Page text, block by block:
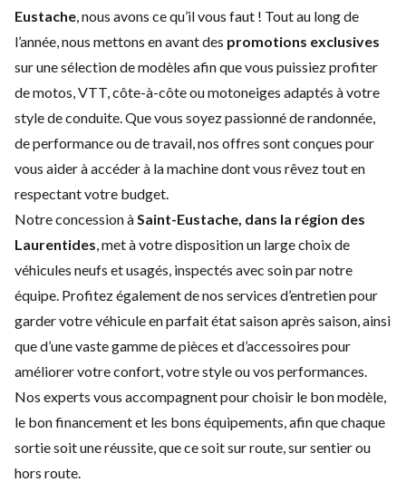
Eustache, nous avons ce qu’il vous faut ! Tout au long de
l’année, nous mettons en avant des promotions exclusives
sur une sélection de modèles afin que vous puissiez profiter
de motos, VTT, côte-à-côte ou motoneiges adaptés à votre
style de conduite. Que vous soyez passionné de randonnée,
de performance ou de travail, nos offres sont conçues pour
vous aider à accéder à la machine dont vous rêvez tout en
respectant votre budget.
Notre concession àSaint-Eustache, dans la région des
Laurentides, met à votre disposition un large choix de
véhicules neufs etusagés, inspectés avec soin par notre
équipe. Profitez également de nos services d’entretienpour
garder votre véhicule en parfait état saison après saison, ainsi
que d’une vaste gamme depièces et d’accessoires pour
améliorer votre confort, votre style ou vos performances.
Nos experts vous accompagnent pour choisir le bon modèle,
le bon financement et les bons équipements, afin que chaque
sortie soit une réussite, que ce soit sur route, sur sentier ou
hors route.